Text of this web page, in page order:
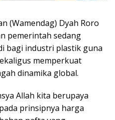
(Wamendag) Dyah Roro
pemerintah sedang
bagi industri plastik guna
memperkuat
dinamika global.
Allah kita berupaya
prinsipnya harga